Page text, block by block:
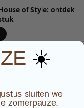
of Style: ontdek
☀️
sluiten we
zomerpauze.